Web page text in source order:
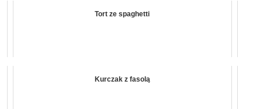
Tort ze spaghetti
Kurczak z fasolą